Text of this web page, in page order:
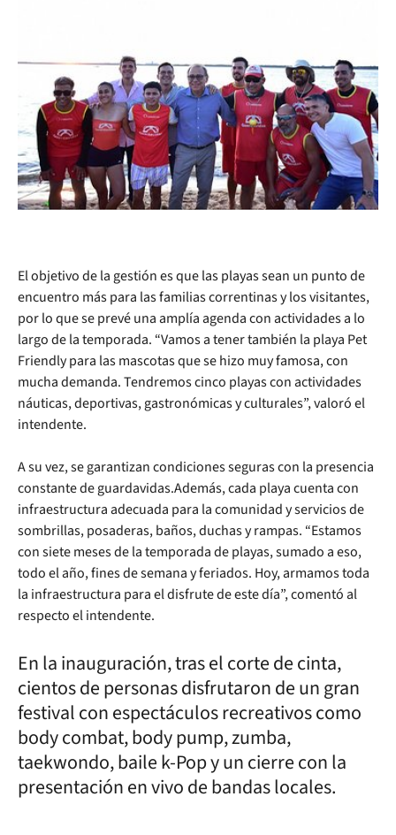
El objetivo de la gestión es que las playas sean un punto de
encuentro más para las familias correntinas y los visitantes,
por lo que se prevé una amplía agenda con actividades a lo
largo de la temporada. “Vamos a tener también la playa Pet
Friendly para las mascotas que se hizo muy famosa, con
mucha demanda. Tendremos cinco playas con actividades
náuticas, deportivas, gastronómicas y culturales”, valoró el
intendente.
A su vez, se garantizan condiciones seguras con la presencia
constante de guardavidas.Además, cada playa cuenta con
infraestructura adecuada para la comunidad y servicios de
sombrillas, posaderas, baños, duchas y rampas. “Estamos
con siete meses de la temporada de playas, sumado a eso,
todo el año, fines de semana y feriados. Hoy, armamos toda
la infraestructura para el disfrute de este día”, comentó al
respecto el intendente.
En la inauguración, tras el corte de cinta,
cientos de personas disfrutaron de un gran
festival con espectáculos recreativos como
body combat, body pump, zumba,
taekwondo, baile k-Pop y un cierre con la
presentación en vivo de bandas locales.